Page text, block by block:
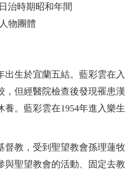
治時期昭和年間
物團體
出生於宜蘭五結。藍彩雲在入
，但經醫院檢查後發現罹患漢
。藍彩雲在1954年進入樂生
督教，受到聖望教會孫理蓮牧
與聖望教會的活動、固定去教